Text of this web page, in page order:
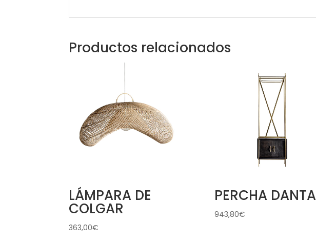
Productos relacionados
LÁMPARA DE
COLGAR
363,00€
PERCHA DANTA
943,80€